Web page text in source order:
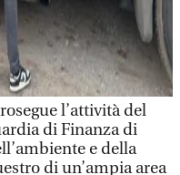
l’attività del
di Finanza di
e della
di un’ampia area